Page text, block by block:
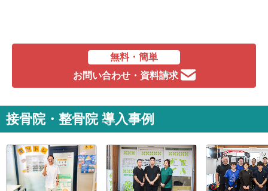
ホームページURL:https://manaseikotsu.jp/
無料・簡単
お問い合わせ・資料請求
接骨院・整骨院 導入事例